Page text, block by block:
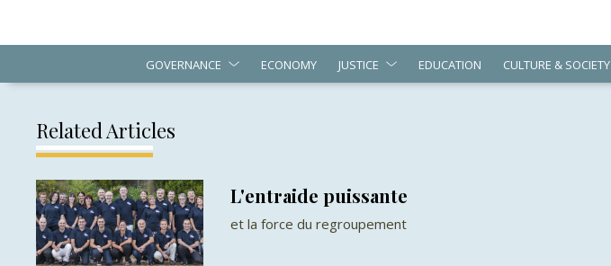
GOVERNANCE ECONOMY JUSTICE EDUCATION CULTURE & SOCIETY
Related Articles
L'entraide puissante
et la force du regroupement